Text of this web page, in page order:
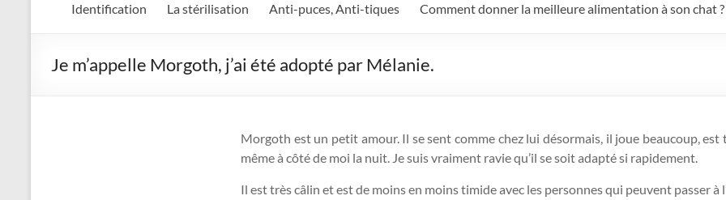
Identification
La stérilisation Anti-puces, Anti-tiques Comment donner la meilleure alimentation à son chat ?
Je m’appelle Morgoth, j’ai été adopté par Mélanie.
Morgoth est un petit amour. Il se sent comme chez lui désormais, il joue beaucoup,
même à côté de moi la nuit. Je suis vraiment ravie qu’il se soit adapté si rapidement.
Il est très câlin et est de moins en moins timide avec les personnes qui peuvent passer à